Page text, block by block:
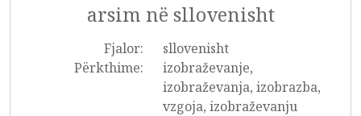
arsim në sllovenisht
Fjalor:
sllovenisht
Përkthime:
izobraževanje,
izobraževanja, izobrazba,
vzgoja, izobraževanju